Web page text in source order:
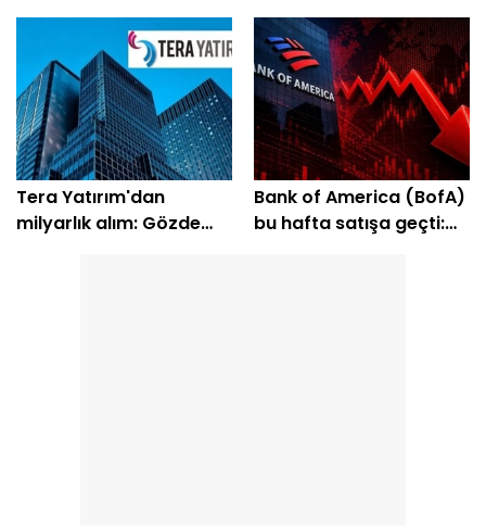
Yüzde 200'e yakın getiri
sattı?
Tera Yatırım'dan
milyarlık alım: Gözde
Bank of America (BofA)
bu hafta satışa geçti: